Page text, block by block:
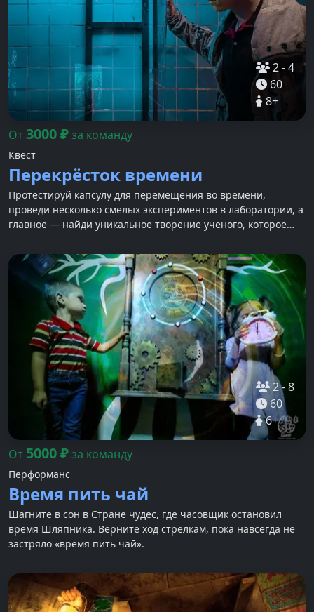
2-4
60
8+
От3000₽за команду
Квест
Перекрёсток времени
Протестируй капсулу для перемещения во времени,
проведи несколько смелых экспериментов в лаборатории, а
главное — найди уникальное творение ученого, которое
2-8
60
6+
От 5000₽за команду
Перформанс
Время пить чай
Шагните в сон в Стране чудес, где часовщик остановил
время Шляпника. Верните ход стрелкам, пока навсегда не
застряло «время пить чай».